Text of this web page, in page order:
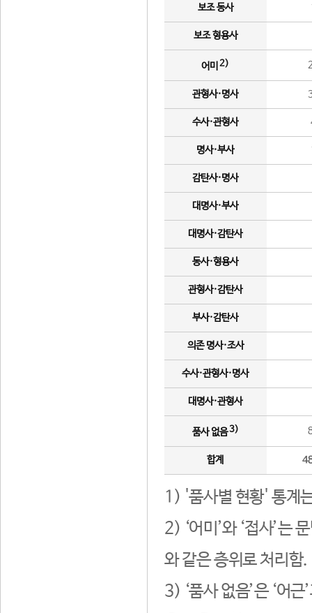
보조 동사
보조 형용사
어미 2)
관형사·명사
수사·관형사
명사·부사
감탄사·명사
대명사·부사
대명사·감탄사
동사·형용사
관형사·감탄사
부사·감탄사
의존 명사·조사
수사·관형사·명사
대명사·관형사
품사 없음3)
합계
1) '품사별 현황' 통계
2) ‘어미’와 ‘접사’는
와 같은 층위로 처리함.
3) ‘품사 없음’은 ‘어